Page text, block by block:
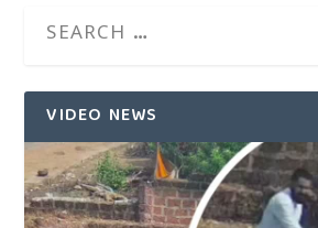
VIDEO NEWS